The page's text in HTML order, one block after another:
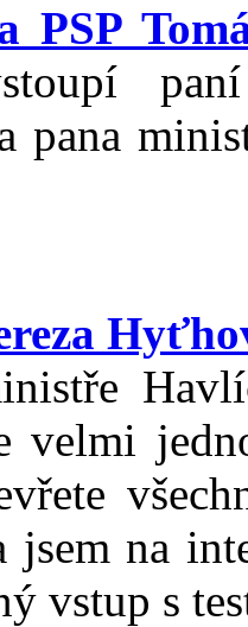
PSP
paní
pana
velmi
jsem na
vstup s